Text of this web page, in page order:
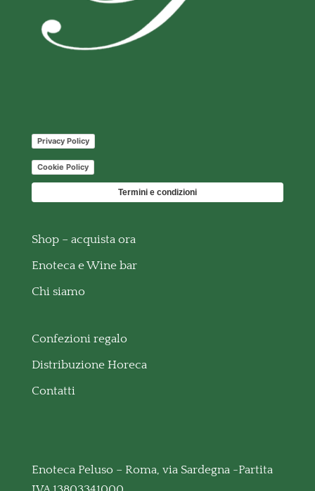
Privacy Policy
Cookie Policy
Termini e condizioni
Shop – acquista ora
Enoteca e Wine bar
Chi siamo
Confezioni regalo
Distribuzione Horeca
Contatti
Enoteca Peluso – Roma, via Sardegna -Partita